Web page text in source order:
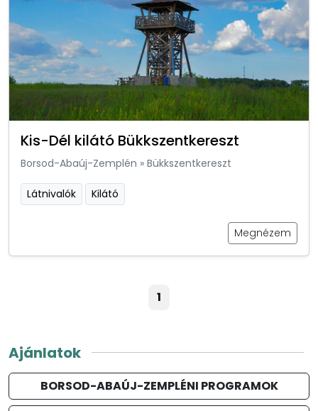
Kis-Dél kilátó Bükkszentkereszt
Borsod-Abaúj-Zemplén » Bükkszentkereszt
Látnivalók Kilátó
Megnézem
1
Ajánlatok
BORSOD-ABAÚJ-ZEMPLÉNI PROGRAMOK